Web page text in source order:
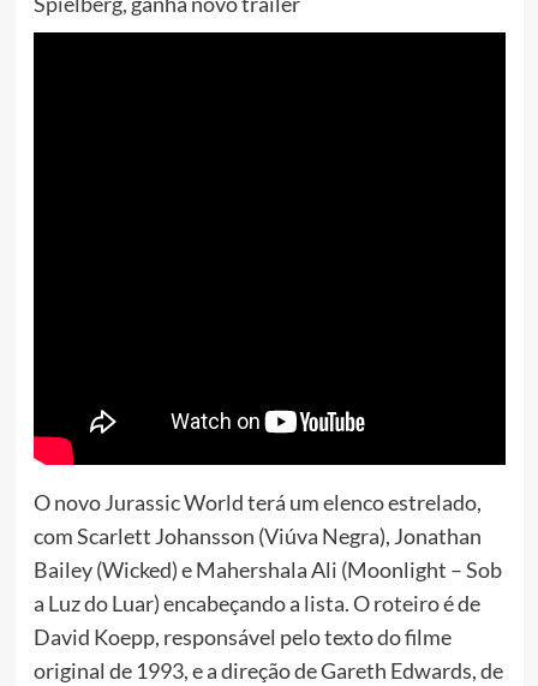
O novo Jurassic World terá um elenco estrelado,
com Scarlett Johansson (Viúva Negra), Jonathan
Bailey (Wicked) e Mahershala Ali (Moonlight – Sob
a Luz do Luar) encabeçando a lista. O roteiro é de
David Koepp, responsável pelo texto do filme
original de 1993, e a direção de Gareth Edwards, de